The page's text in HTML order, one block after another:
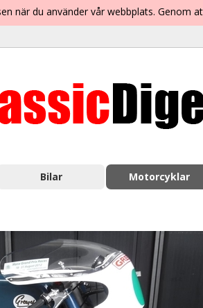
när du använder vår webbplats.
Bilar Motorcyklar